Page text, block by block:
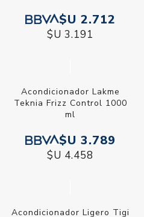
$U 2.712
$U 3.191
Acondicionador Lakme
Teknia Frizz Control 1000
ml
$U 3.789
$U 4.458
Acondicionador Ligero Tigi